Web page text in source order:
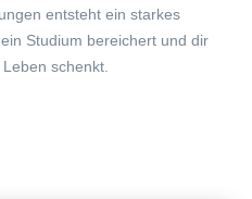
entsteht ein starkes
Studium bereichert und dir
schenkt.